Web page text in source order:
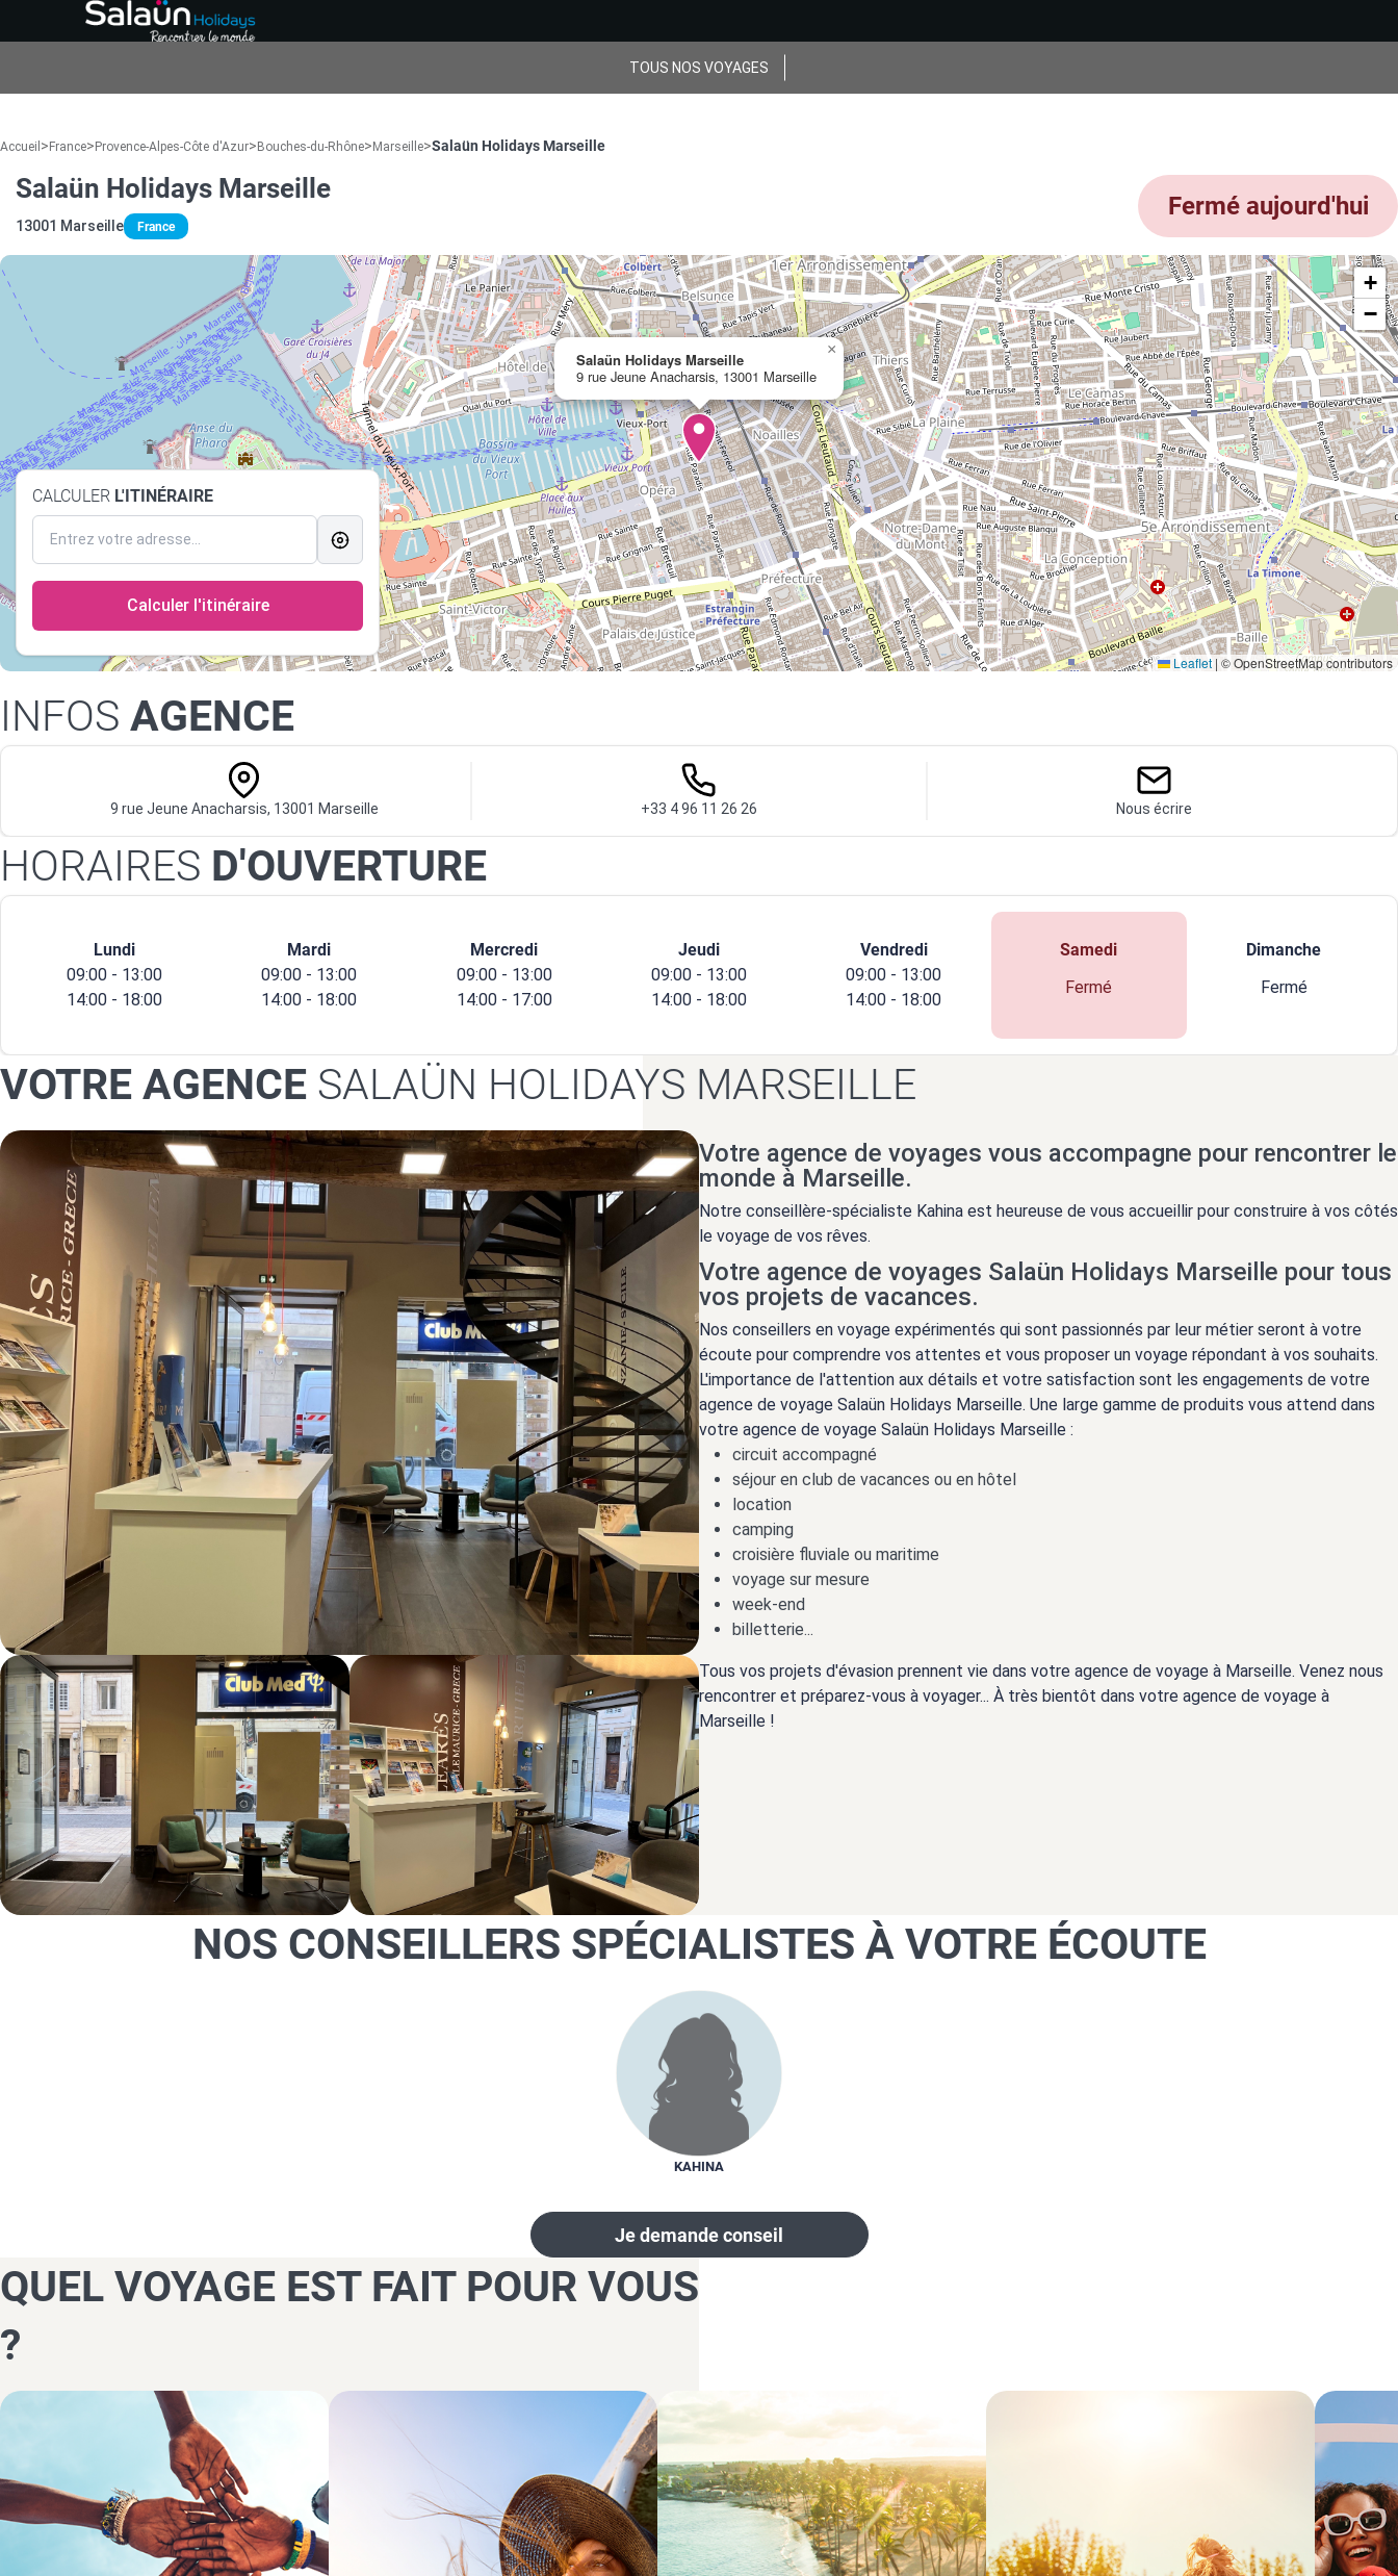
TOUS NOS VOYAGES
Accueil > France> Provence-Alpes-Côte d'Azur> Bouches-du-Rhône> Marseille>Salaün Holidays Marseille
Fermé aujourd'hui
Salaün Holidays Marseille
13001 Marseille France
Salaün Holidays Marseille
9 rue Jeune Anacharsis, 13001 Marseille
×
+
−
Leaflet | © OpenStreetMap contributors
CALCULER L'ITINÉRAIRE
Calculer l'itinéraire
INFOS AGENCE
9 rue Jeune Anacharsis, 13001 Marseille +33 4 96 11 26 26 Nous écrire
HORAIRES D'OUVERTURE
Lundi
09:00 - 13:00
14:00 - 18:00
Mardi
09:00 - 13:00
14:00 - 18:00
Mercredi
09:00 - 13:00
14:00 - 17:00
Jeudi
09:00 - 13:00
14:00 - 18:00
Vendredi
09:00 - 13:00
14:00 - 18:00
Samedi
Fermé
Dimanche
Fermé
VOTRE AGENCE SALAÜN HOLIDAYS MARSEILLE
Votre agence de voyages vous accompagne pour rencontrer le
monde à Marseille.
Notre conseillère-spécialiste Kahina est heureuse de vous accueillir pour construire à vos côtés
le voyage de vos rêves.
Votre agence de voyages Salaün Holidays Marseille pour tous
vos projets de vacances.
Nos conseillers en voyage expérimentés qui sont passionnés par leur métier seront à votre
écoute pour comprendre vos attentes et vous proposer un voyage répondant à vos souhaits.
L'importance de l'attention aux détails et votre satisfaction sont les engagements de votre
agence de voyage Salaün Holidays Marseille. Une large gamme de produits vous attend dans
votre agence de voyage Salaün Holidays Marseille :
circuit accompagné
séjour en club de vacances ou en hôtel
location
camping
croisière fluviale ou maritime
voyage sur mesure
week-end
billetterie...
Tous vos projets d'évasion prennent vie dans votre agence de voyage à Marseille. Venez nous
rencontrer et préparez-vous à voyager... À très bientôt dans votre agence de voyage à
Marseille !
NOS CONSEILLERS SPÉCIALISTES À VOTRE ÉCOUTE
KAHINA
Je demande conseil
QUEL VOYAGE EST FAIT POUR VOUS
?